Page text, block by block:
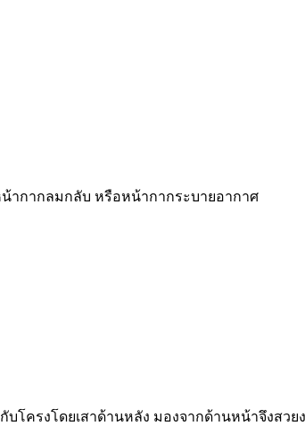
น้ากากลมกลับ หรือหน้ากากระบายอากาศ
โครงโดยเสาด้านหลัง มองจากด้านหน้าจึงส